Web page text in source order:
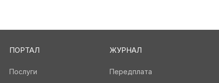
ПОРТАЛ
Послуги
ЖУРНАЛ
Передплата